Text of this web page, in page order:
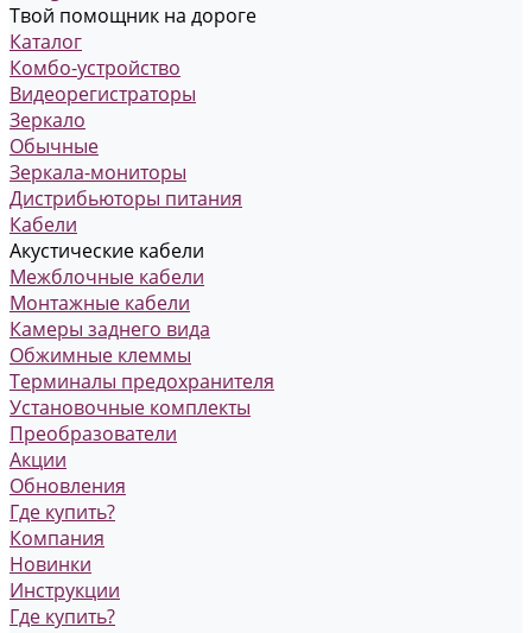
Твой помощник на дороге
Каталог
Комбо-устройство
Видеорегистраторы
Зеркало
Обычные
Зеркала-мониторы
Дистрибьюторы питания
Кабели
Акустические кабели
Межблочные кабели
Монтажные кабели
Камеры заднего вида
Обжимные клеммы
Терминалы предохранителя
Установочные комплекты
Преобразователи
Акции
Обновления
Где купить?
Компания
Новинки
Инструкции
Где купить?